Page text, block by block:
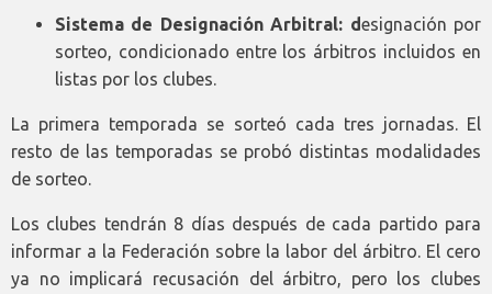
Sistema de Designación Arbitral: designación por
sorteo, condicionado entre los árbitros incluidos en
listas por los clubes.
La primera temporada se sorteó cada tres jornadas. El
resto de las temporadas se probó distintas modalidades
de sorteo.
Los clubes tendrán 8 días después de cada partido para
informar a la Federación sobre la labor del árbitro. El cero
ya no implicará recusación del árbitro, pero los clubes